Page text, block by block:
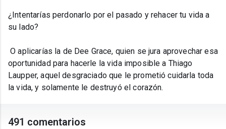
¿Intentarías perdonarlo por el pasado y rehacer tu vida a
su lado?
O aplicarías la de Dee Grace, quien se jura aprovechar esa
oportunidad para hacerle la vida imposible a Thiago
Laupper, aquel desgraciado que le prometió cuidarla toda
la vida, y solamente le destruyó el corazón.
491 comentarios